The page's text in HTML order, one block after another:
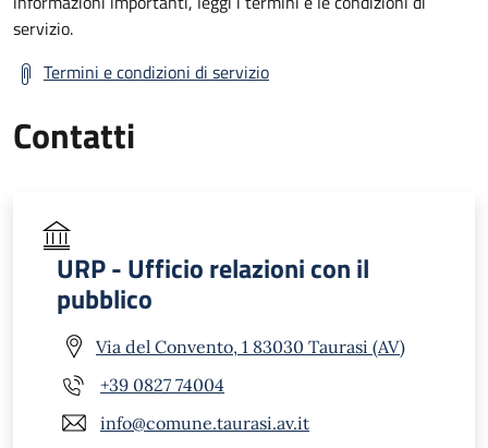
servizio.
Termini e condizioni di servizio
Contatti
URP - Ufficio relazioni con il
pubblico
Via del Convento, 1 83030 Taurasi (AV)
+39 0827 74004
info@comune.taurasi.av.it